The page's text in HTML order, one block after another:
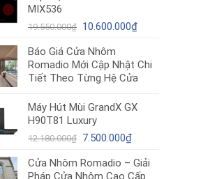
5.200.000₫.
MIX536
19.550.000₫ Giá
là:
19.550.000₫.
10.600.000₫Giá
là:
10.600.000₫.
Báo Giá Cửa Nhôm
Romadio Mới Cập Nhật Chi
Tiết Theo Từng Hệ Cửa
Máy Hút Mùi GrandX GX
H90T81 Luxury
12.180.000₫ Giá
là:
7.500.000₫Giá
tại
Cửa Nhôm Romadio – Giải
Pháp Cửa Nhôm Cao Cấp